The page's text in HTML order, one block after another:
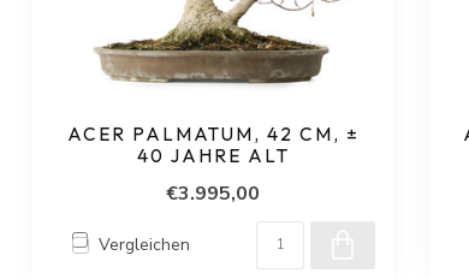
ACER PALMATUM, 42 CM, ±
40 JAHRE ALT
€3.995,00
Vergleichen